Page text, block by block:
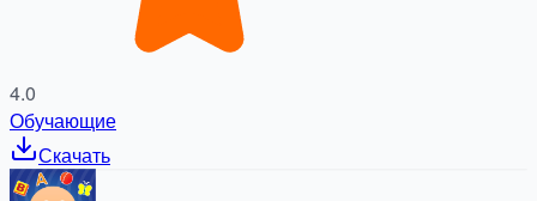
4.0
Обучающие
Скачать